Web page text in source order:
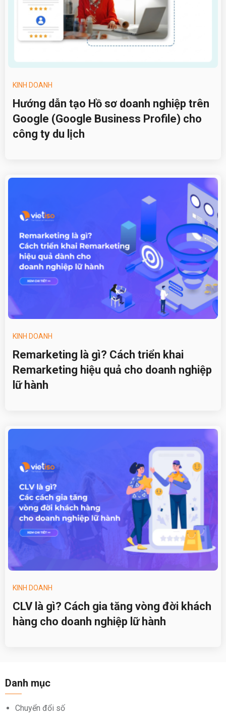
KINH DOANH
Hướng dẫn tạo Hồ sơ doanh nghiệp trên
Google (Google Business Profile) cho
công ty du lịch
KINH DOANH
Remarketing là gì? Cách triển khai
Remarketing hiệu quả cho doanh nghiệp
lữ hành
KINH DOANH
CLV là gì? Cách gia tăng vòng đời khách
hàng cho doanh nghiệp lữ hành
Danh mục
Chuyển đổi số